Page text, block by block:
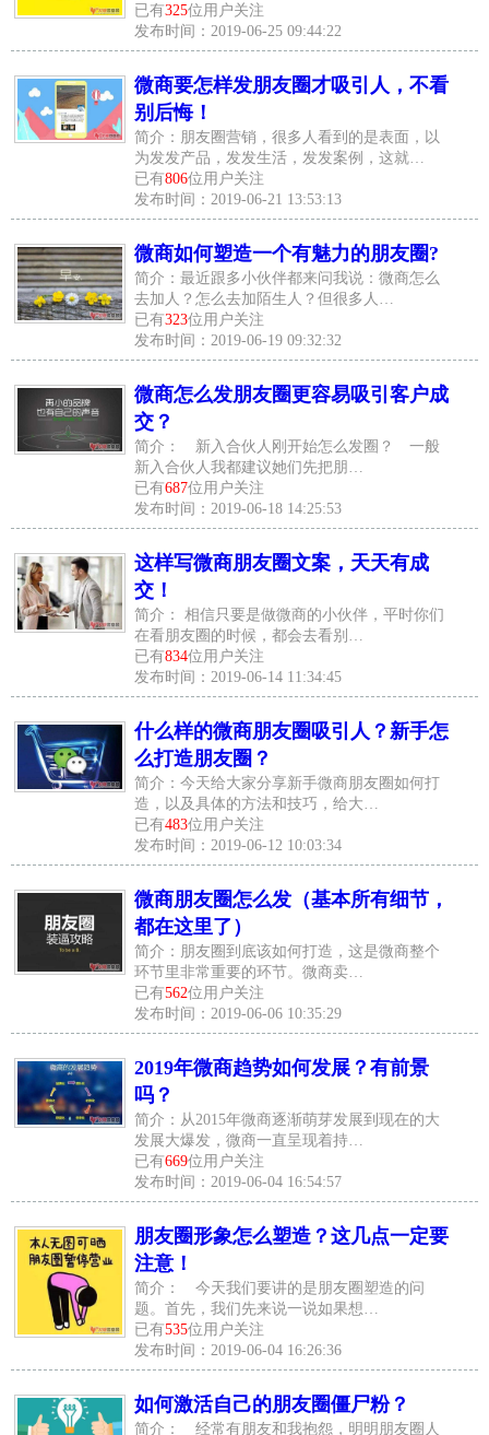
已有325位用户关注
发布时间：2019-06-25 09:44:22
微商要怎样发朋友圈才吸引人，不看
别后悔！
简介：朋友圈营销，很多人看到的是表面，以
为发发产品，发发生活，发发案例，这就…
已有806位用户关注
发布时间：2019-06-21 13:53:13
微商如何塑造一个有魅力的朋友圈?
简介：最近跟多小伙伴都来问我说：微商怎么
去加人？怎么去加陌生人？但很多人…
已有323位用户关注
发布时间：2019-06-19 09:32:32
微商怎么发朋友圈更容易吸引客户成
交？
简介： 新入合伙人刚开始怎么发圈？ 一般
新入合伙人我都建议她们先把朋…
已有687位用户关注
发布时间：2019-06-18 14:25:53
这样写微商朋友圈文案，天天有成
交！
简介： 相信只要是做微商的小伙伴，平时你们
在看朋友圈的时候，都会去看别…
已有834位用户关注
发布时间：2019-06-14 11:34:45
什么样的微商朋友圈吸引人？新手怎
么打造朋友圈？
简介：今天给大家分享新手微商朋友圈如何打
造，以及具体的方法和技巧，给大…
已有483位用户关注
发布时间：2019-06-12 10:03:34
微商朋友圈怎么发（基本所有细节，
都在这里了）
简介：朋友圈到底该如何打造，这是微商整个
环节里非常重要的环节。微商卖…
已有562位用户关注
发布时间：2019-06-06 10:35:29
2019年微商趋势如何发展？有前景
吗？
简介：从2015年微商逐渐萌芽发展到现在的大
发展大爆发，微商一直呈现着持…
已有669位用户关注
发布时间：2019-06-04 16:54:57
朋友圈形象怎么塑造？这几点一定要
注意！
简介： 今天我们要讲的是朋友圈塑造的问
题。首先，我们先来说一说如果想…
已有535位用户关注
发布时间：2019-06-04 16:26:36
如何激活自己的朋友圈僵尸粉？
简介： 经常有朋友和我抱怨，明明朋友圈人